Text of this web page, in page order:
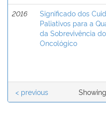
2016
Significado dos
Paliativos para a
da Sobrevivência
Oncológico
< previous